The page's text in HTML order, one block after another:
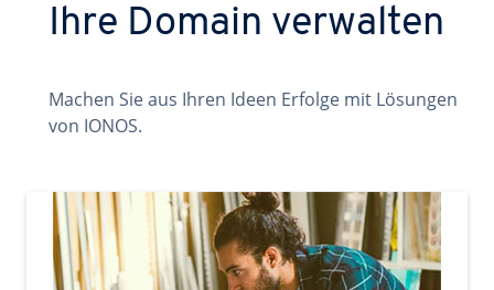
Ihre Domain verwalten
Machen Sie aus Ihren Ideen Erfolge mit Lösungen
von IONOS.